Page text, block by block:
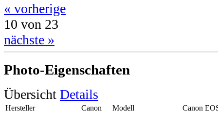
« vorherige
10 von 23
nächste »
Photo-Eigenschaften
Übersicht Details
Hersteller Canon Modell
Canon